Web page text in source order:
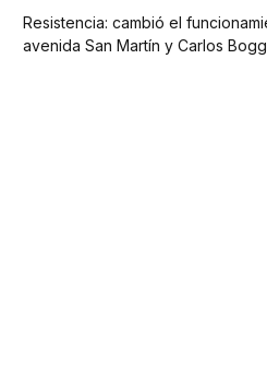
Resistencia: cambió el
avenida San Martín y Carlos